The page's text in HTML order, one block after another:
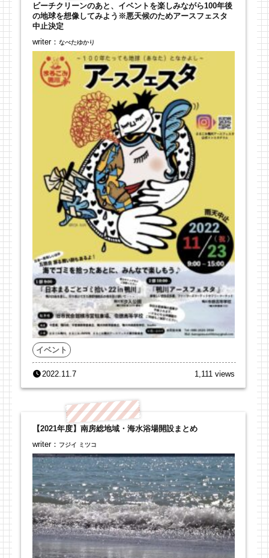
ビーチクリーンのあと、イベントを楽しみながら100年後
の地球を想像してみよう※悪天候のためアースフェスタ
中止決定
writer： なべたゆかり
イベント
2022.11.7 1,111 views
【2021年度】南房総地域・海水浴場開設まとめ
writer： フジイ ミツコ